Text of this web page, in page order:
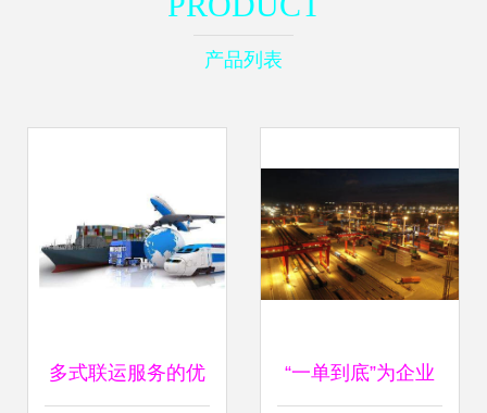
产品列表
多式联运服务的优 “一单到底”为企业